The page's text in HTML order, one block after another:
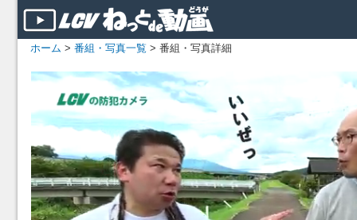
ホーム > 番組・写真一覧 > 番組・写真詳細